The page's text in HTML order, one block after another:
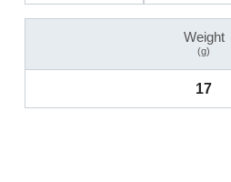
Weight
(g)
17